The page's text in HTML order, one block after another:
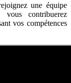
une équipe
contribuerez
vos compétences